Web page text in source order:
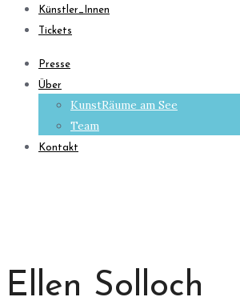
Künstler_Innen
Tickets
Presse
Über
KunstRäume am See
Team
Kontakt
Ellen Solloch